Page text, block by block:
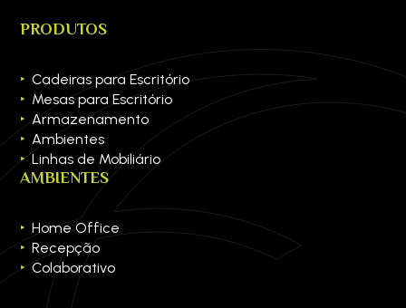
PRODUTOS
Cadeiras para Escritório
Mesas para Escritório
Armazenamento
Ambientes
Linhas de Mobiliário
AMBIENTES
Home Office
Recepção
Colaborativo